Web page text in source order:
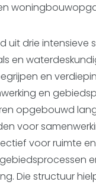
uit drie intensieve
en
en
en
opgebouwd
voor
voor ruimte
Die structuur